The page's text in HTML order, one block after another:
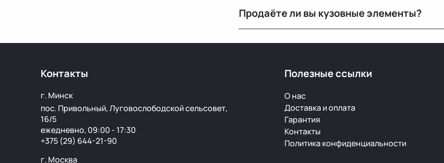
Продаёте ли вы кузовные элементы?
Контакты
г. Минск
пос. Привольный, Луговослободской сельсовет,
16/5
ежедневно, 09:00 - 17:30
+375 (29) 644-21-90
г. Москва
Полезные ссылки
О нас
Доставка и оплата
Гарантия
Контакты
Политика конфиденциальности